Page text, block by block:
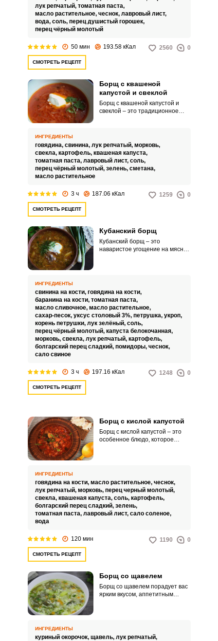
превосходными вкусовыми
характеристиками и приятным
манящим ароматом, перед
которым невозможно устоять.
лук репчатый, томатная паста,
масло растительное, чеснок, лавровый лист,
вода, соль, перец душистый горошек,
перец чёрный молотый
50 мин 193.58 кКал 2560 0
СМОТРЕТЬ РЕЦЕПТ
Борщ с квашеной
капустой и свеклой
Борщ с квашеной капустой и
свеклой – это традиционное
добавлением овощей, таких как
картошка, морковь, лук, свекла и
квашеная капуста. Борщ
получает свой характерный вкус
и аромат благодаря квашеной
насыщенный цвет.
ИНГРЕДИЕНТЫ
говядина, свинина, лук репчатый, морковь,
свекла, картофель, квашеная капуста,
томатная паста, лавровый лист, соль,
перец чёрный молотый, зелень, сметана,
масло растительное
3 ч 187.06 кКал 1259 0
СМОТРЕТЬ РЕЦЕПТ
Кубанский борщ
Кубанский борщ – это
наваристое угощение на мясном
ИНГРЕДИЕНТЫ
свинина на кости, говядина на кости,
баранина на кости, томатная паста,
масло сливочное, масло растительное,
сахар-песок, уксус столовый 3%, петрушка, укроп,
корень петрушки, лук зелёный, соль,
перец чёрный молотый, капуста белокочанная,
морковь, свекла, лук репчатый, картофель,
болгарский перец сладкий, помидоры, чеснок,
сало свиное
3 ч 197.16 кКал 1248 0
СМОТРЕТЬ РЕЦЕПТ
Борщ с кислой капустой
Борщ с кислой капустой – это
особенное блюдо, которое
слегка кислый вкус.
ИНГРЕДИЕНТЫ
говядина на кости, масло растительное, чеснок,
лук репчатый, морковь, перец черный молотый,
свекла, квашеная капуста, соль, картофель,
болгарский перец сладкий, зелень,
томатная паста, лавровый лист, сало соленое,
вода
120 мин 1190 0
СМОТРЕТЬ РЕЦЕПТ
Борщ со щавелем
Борщ со щавелем порадует вас
ярким вкусом, аппетитным
ИНГРЕДИЕНТЫ
куриный окорочок, щавель, лук репчатый,